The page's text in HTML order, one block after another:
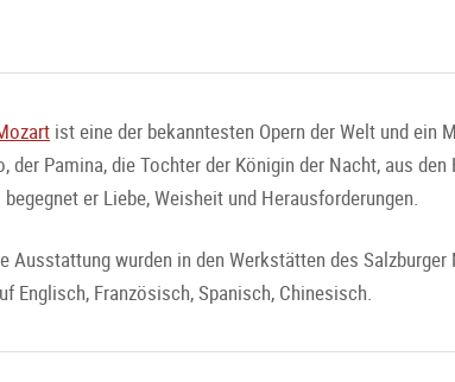
ist eine der bekanntesten Opern der Welt und ein
der Pamina, die Tochter der Königin der Nacht, aus
er Liebe, Weisheit und Herausforderungen.
wurden in den Werkstätten des
Englisch, Französisch, Spanisch, Chinesisch.